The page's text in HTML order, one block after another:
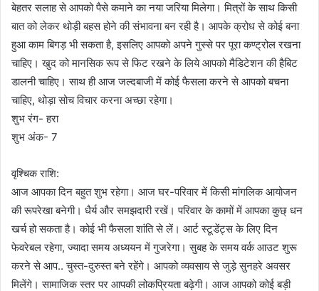
बेहतर सलाह से आपको पैसे कमाने का नया जरिया मिलेगा। मित्रों के साथ किसी
बात को लेकर थोड़ी बहस होने की संभावना बन रही है। आपके क्रोध से कोई बना
हुआ काम बिगड़ भी सकता है, इसलिए आपको अपने गुस्से पर पूरा कण्ट्रोल रखना
चाहिए। खुद को मानसिक रूप से फिट रखने के लिये आपको मैडिटेशन की हैबिट
डालनी चाहिए। साथ ही आज जल्दबाजी में कोई फैसला करने से आपको बचना
चाहिए, थोड़ा सोच विचार करना अच्छा रहेगा।
शुभ रंग- हरा
शुभ अंक- 7
वृश्चिक राशि:
आज आपका दिन बहुत शुभ रहेगा। आज घर-परिवार में किसी मांगलिक आयोजन
की रूपरेखा बनेगी। धैर्य और समझदारी रखें। परिवार के कामों में आपका कुछ् धन
खर्च हो सकता है। कोई भी फैसला शांति से लें। आर्ट स्टूडेंट्स के लिए दिन
फेवरेबल रहेगा, ज्यादा समय अध्ययन में गुजरेगा। सुबह के समय वर्क आउट शुरू
करने से आप.. चुस्त-दुरुस्त बने रहेंगे। आपको व्यवसाय से जुड़े सुनहरे अवसर
मिलेंगे। सामाजिक स्तर पर आपकी लोकप्रियता बढ़ेगी। आज आपको कोई बड़ी